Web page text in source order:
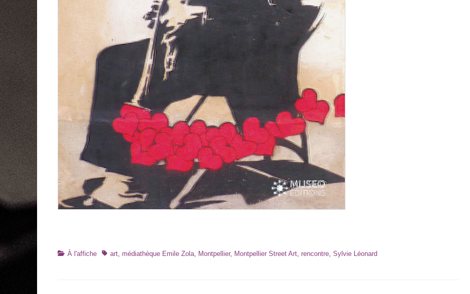
Catégories
À l'affiche Tags
art, médiathèque Emile Zola, Montpellier, Montpellier Street Art, rencontre, Sylvie Léonard